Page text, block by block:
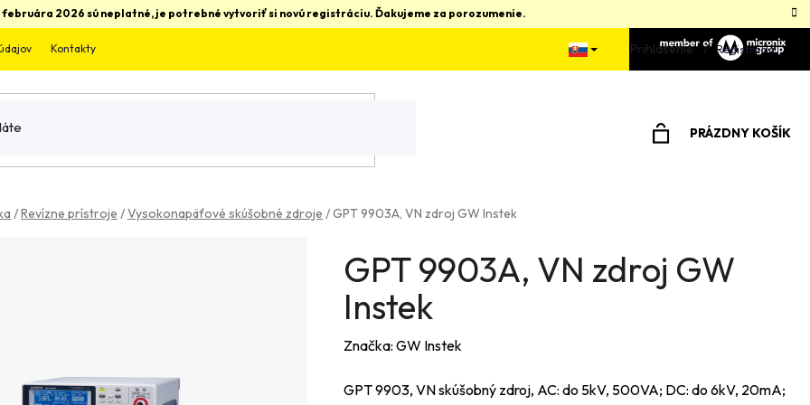
2026 sú neplatné, je potrebné vytvoriť si novú registráciu. Ďakujeme za porozumenie.
Kontakty Prihlásenie Registrácia
PRÁZDNY KOŠÍK
/Revízne prístroje /Vysokonapäťové skúšobné zdroje /GPT 9903A, VN zdroj GW Instek
GPT 9903A, VN zdroj GW
Instek
Značka: GW Instek
GPT 9903, VN skúšobný zdroj, AC: do 5kV, 500VA; DC: do 6kV, 20mA;